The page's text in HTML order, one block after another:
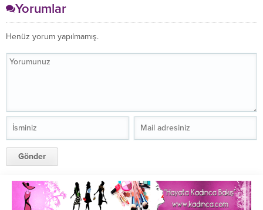
Yorumlar
Henüz yorum yapılmamış.